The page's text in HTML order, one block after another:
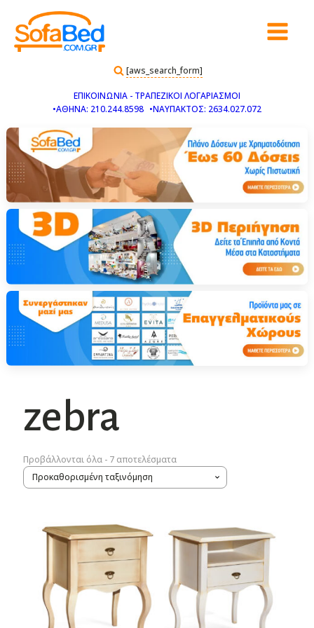
[aws_search_form]
ΕΠΙΚΟΙΝΩΝΙΑ - ΤΡΑΠΕΖΙΚΟΙ ΛΟΓΑΡΙΑΣΜΟΙ
•ΑΘΗΝΑ: 210.244.8598 •ΝΑΥΠΑΚΤΟΣ: 2634.027.072
zebra
Προβάλλονται όλα - 7 αποτελέσματα
προϊόν
πολλαπλές
παραλλαγές.